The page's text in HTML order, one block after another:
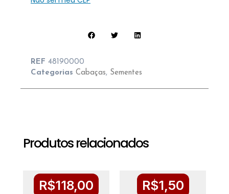
REF 48190000
Categorias Cabaças, Sementes
Produtos relacionados
R$118,00 R$1,50